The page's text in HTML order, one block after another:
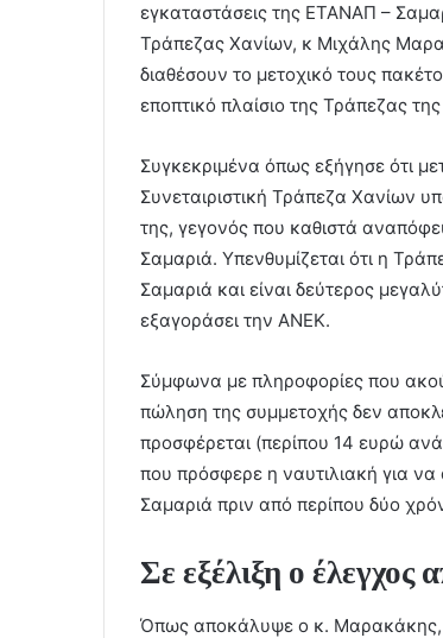
εγκαταστάσεις της ΕΤΑΝΑΠ –
Τράπεζας Χανίων, κ Μιχάλης
διαθέσουν το μετοχικό τους
εποπτικό πλαίσιο της Τράπεζας
Συγκεκριμένα όπως εξήγησε ότι
Συνεταιριστική Τράπεζα Χανίων
της, γεγονός που καθιστά
Σαμαριά. Υπενθυμίζεται ότι η
Σαμαριά και είναι δεύτερος
εξαγοράσει την ΑΝΕΚ.
Σύμφωνα με πληροφορίες που
πώληση της συμμετοχής δεν
προσφέρεται (περίπου 14 ευρώ
που πρόσφερε η ναυτιλιακή για να
Σαμαριά πριν από περίπου δύο
Σε εξέλιξη ο έλεγχος
Όπως αποκάλυψε ο κ. Μαρακάκης,